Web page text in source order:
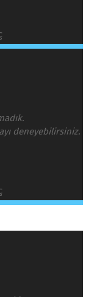
deneyebilirsiniz.